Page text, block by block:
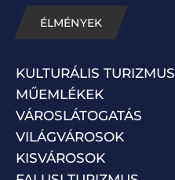
ÉLMÉNYEK
KULTURÁLIS TURIZMUS
MŰEMLÉKEK
VÁROSLÁTOGATÁS
VILÁGVÁROSOK
KISVÁROSOK